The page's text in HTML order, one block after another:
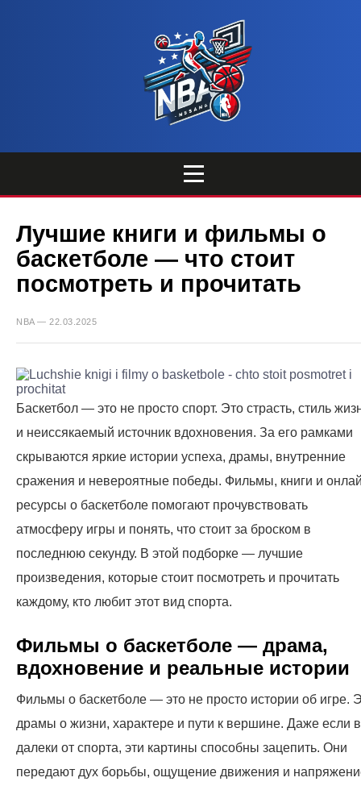
Лучшие книги и фильмы о
баскетболе — что стоит
посмотреть и прочитать
NBA — 22.03.2025
Баскетбол — это не просто спорт. Это страсть, стиль
и неиссякаемый источник вдохновения. За его рамками
скрываются яркие истории успеха, драмы, внутренние
сражения и невероятные победы. Фильмы, книги и
ресурсы о баскетболе помогают прочувствовать
атмосферу игры и понять, что стоит за броском в
последнюю секунду. В этой подборке — лучшие
произведения, которые стоит посмотреть и прочитать
каждому, кто любит этот вид спорта.
Фильмы о баскетболе — драма,
вдохновение и реальные истории
Фильмы о баскетболе — это не просто истории об игре.
драмы о жизни, характере и пути к вершине. Даже если
далеки от спорта, эти картины способны зацепить. Они
передают дух борьбы, ощущение движения и